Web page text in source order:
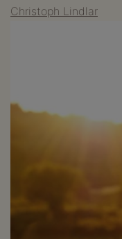
Christoph Lindlar